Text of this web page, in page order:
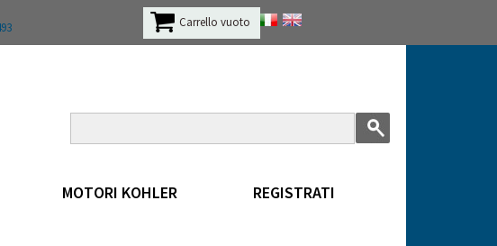
Carrello vuoto
MOTORI KOHLER
REGISTRATI